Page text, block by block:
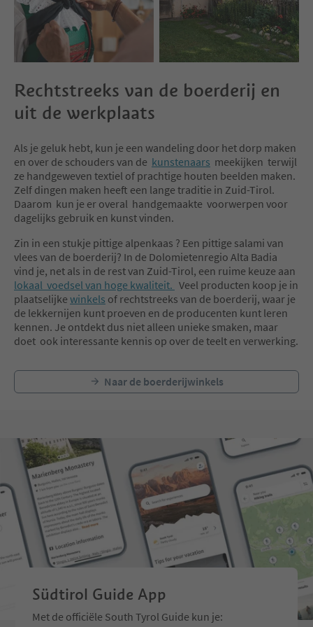
Museum where you can immerse
yourself in the history, culture
and traditions of the Ladin
people.
Itinerary: Museum Ladin Ciastel
de Tor - SMACH. Val dl'Ert - return
Difficulty: easy
Meeting: 10.00 a.m. San Martino -
Duration: approx. 2.5 hours
Altitude diff.: ↑↓ approx. 260 m
Distance: approx. 4 km
Information and reservation at
the tourist offices or online by the
day before (limited places).
https://
Rechtstreeks van de boerderij en
uit de werkplaats
Als je geluk hebt, kun je een wandeling door het dorp maken
en over de schouders van de kunstenaars meekijken terwijl
ze handgeweven textiel of prachtige houten beelden maken.
Zelf dingen maken heeft een lange traditie in Zuid-Tirol.
Daarom kun je er overal handgemaakte voorwerpen voor
dagelijks gebruik en kunst vinden.
Zin in een stukje pittige alpenkaas ? Een pittige salami van
vlees van de boerderij? In de Dolomietenregio Alta Badia
vind je, net als in de rest van Zuid-Tirol, een ruime keuze aan
lokaal voedsel van hoge kwaliteit. Veel producten koop je in
plaatselijke winkels of rechtstreeks van de boerderij, waar je
de lekkernijen kunt proeven en de producenten kunt leren
kennen. Je ontdekt dus niet alleen unieke smaken, maar
doet ook interessante kennis op over de teelt en verwerking.
Naar de boerderijwinkels
Südtirol Guide App
Met de officiële South Tyrol Guide kun je: